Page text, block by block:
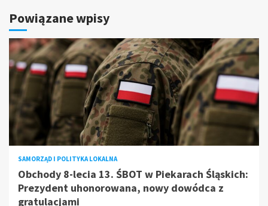
Powiązane wpisy
SAMORZĄD I POLITYKA LOKALNA
Obchody 8-lecia 13. ŚBOT w Piekarach Śląskich:
Prezydent uhonorowana, nowy dowódca z
gratulacjami